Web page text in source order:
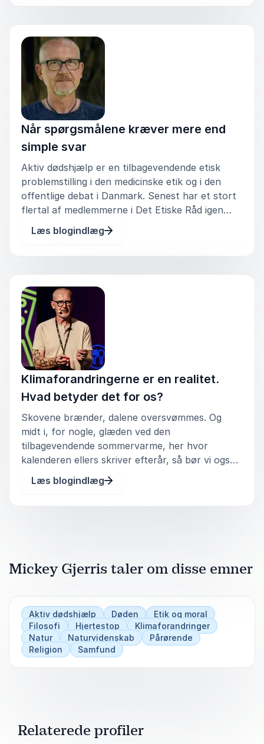
Når spørgsmålene kræver mere end
simple svar
Aktiv dødshjælp er en tilbagevendende etisk
problemstilling i den medicinske etik og i den
offentlige debat i Danmark. Senest har et stort
flertal af medlemmerne i Det Etiske Råd igen
argumenteret for at fastholde det gældende
forbud, imens statsministeren har meldt ud, at
Læs blogindlæg
Klimaforandringerne er en realitet.
Hvad betyder det for os?
Skovene brænder, dalene oversvømmes. Og
midt i, for nogle, glæden ved den
tilbagevendende sommervarme, her hvor
kalenderen ellers skriver efterår, så bør vi også
bekymre os, og se alvorligt på klimakrisen. For
er der overhovedet håb? Det har vi spurgt
Læs blogindlæg
Mickey Gjerris taler om disse emner
Aktiv dødshjælp Døden
Etik og moral
Filosofi
Hjertestop
Klimaforandringer
Natur
Naturvidenskab
Pårørende
Religion
Samfund
Relaterede profiler